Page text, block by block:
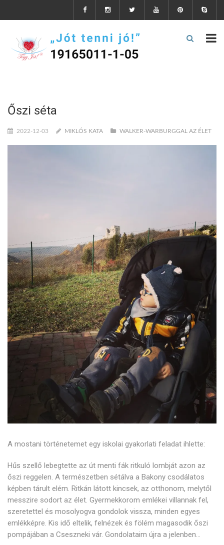
Őszi séta
2022-12-03 MIKLÓS KATA WALKER-WARBURGGAL AZ ÉLET
A mostani történetemet egy iskolai gyakorlati feladat ihlette:
Hűs szellő lebegtette az út menti fák ritkuló lombját azon az
őszi reggelen. A természetben sétálva a Bakony csodálatos
képben tárult elém. Ritkán látott kincsek, az otthonom, melytől
messzire sodort az élet. Gyermekkorom emlékei villannak fel,
szeretettel és mosolyogva gondolok vissza, minden egyes
emlékképre. Kis idő eltelik, felnézek és fölém magasodik őszi
pompájában a Cseszneki vár. Gondolataim újra a jelenben…